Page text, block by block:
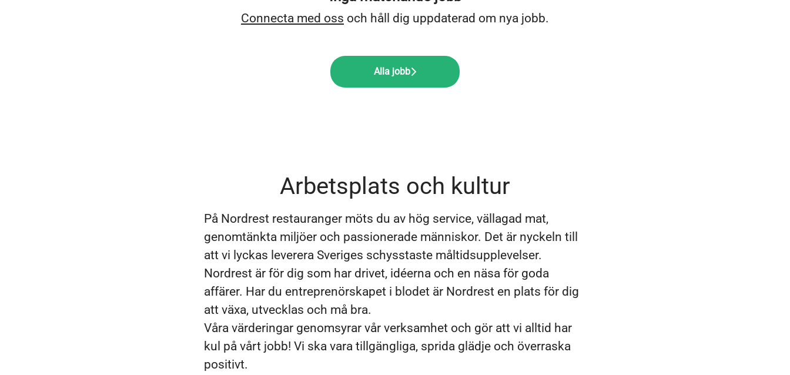
Connecta med oss och håll dig uppdaterad om nya jobb.
Alla jobb
Arbetsplats och kultur
På Nordrest restauranger möts du av hög service, vällagad mat,
genomtänkta miljöer och passionerade människor. Det är nyckeln till
att vi lyckas leverera Sveriges schysstaste måltidsupplevelser.
Nordrest är för dig som har drivet, idéerna och en näsa för goda
affärer. Har du entreprenörskapet i blodet är Nordrest en plats för dig
att växa, utvecklas och må bra.
Våra värderingar genomsyrar vår verksamhet och gör att vi alltid har
kul på vårt jobb! Vi ska vara tillgängliga, sprida glädje och överraska
positivt.